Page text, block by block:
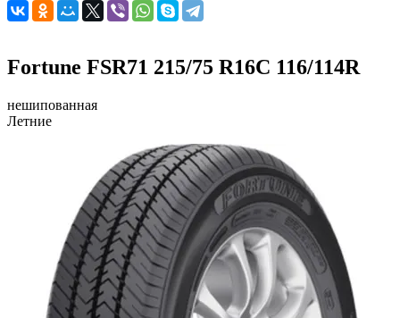
Fortune FSR71 215/75 R16C 116/114R
нешипованная
Летние